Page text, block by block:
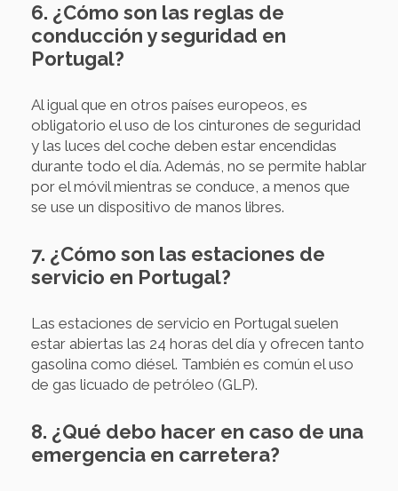
6. ¿Cómo son las reglas de
conducción y seguridad en
Portugal?
Al igual que en otros países europeos, es
obligatorio el uso de los cinturones de seguridad
y las luces del coche deben estar encendidas
durante todo el día. Además, no se permite hablar
por el móvil mientras se conduce, a menos que
se use un dispositivo de manos libres.
7. ¿Cómo son las estaciones de
servicio en Portugal?
Las estaciones de servicio en Portugal suelen
estar abiertas las 24 horas del día y ofrecen tanto
gasolina como diésel. También es común el uso
de gas licuado de petróleo (GLP).
8. ¿Qué debo hacer en caso de una
emergencia en carretera?